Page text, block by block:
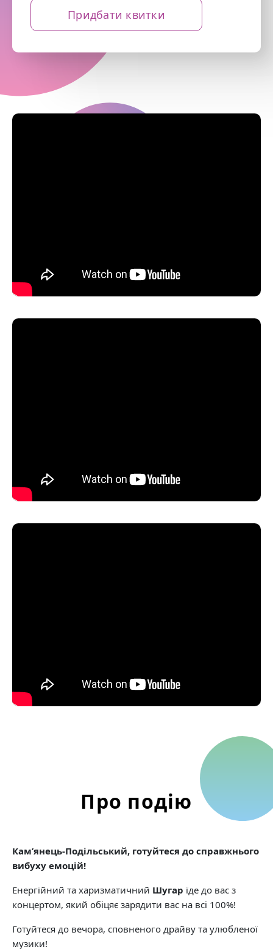
Придбати квитки
Про подію
Кам’янець-Подільський, готуйтеся до справжнього
вибуху емоцій!
Енергійний та харизматичний Шугар їде до вас з
концертом, який обіцяє зарядити вас на всі 100%!
Готуйтеся до вечора, сповненого драйву та улюбленої
музики!